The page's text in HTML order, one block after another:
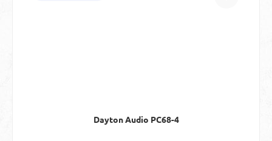
Dayton Audio PC68-4